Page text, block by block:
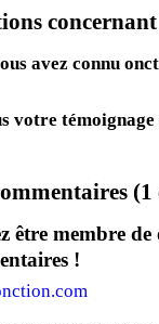
avez connu
votre témoignage
être membre
!